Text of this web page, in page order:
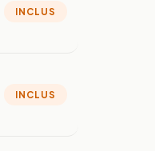
INCLUS
INCLUS